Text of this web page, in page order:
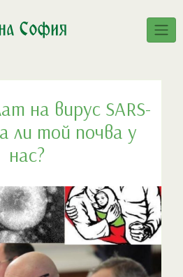
на вирус SARS-
ли той почва у
нас?